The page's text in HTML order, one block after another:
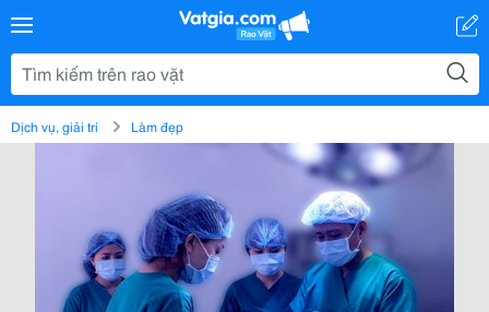
Dịch vụ, giải trí Làm đẹp